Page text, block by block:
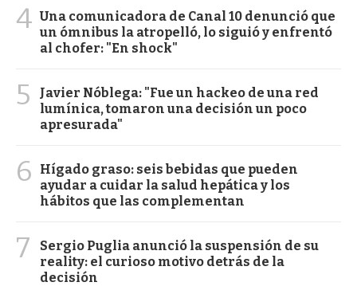
4 Una comunicadora de Canal 10 denunció que
un ómnibus la atropelló, lo siguió y enfrentó
al chofer: "En shock"
5
Javier Nóblega: "Fue un hackeo de una red
lumínica, tomaron una decisión un poco
apresurada"
6
Hígado graso: seis bebidas que pueden
ayudar a cuidar la salud hepática y los
hábitos que las complementan
7
Sergio Puglia anunció la suspensión de su
reality: el curioso motivo detrás de la
decisión